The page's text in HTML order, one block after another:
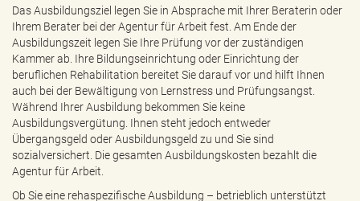
Das Ausbildungsziel legen Sie in Absprache mit Ihrer Beraterin oder
Ihrem Berater bei der Agentur für Arbeit fest. Am Ende der
Ausbildungszeit legen Sie Ihre Prüfung vor der zuständigen
Kammer ab. Ihre Bildungseinrichtung oder Einrichtung der
beruflichen Rehabilitation bereitet Sie darauf vor und hilft Ihnen
auch bei der Bewältigung von Lernstress und Prüfungsangst.
Während Ihrer Ausbildung bekommen Sie keine
Ausbildungsvergütung. Ihnen steht jedoch entweder
Übergangsgeld oder Ausbildungsgeld zu und Sie sind
sozialversichert. Die gesamten Ausbildungskosten bezahlt die
Agentur für Arbeit.
Ob Sie eine rehaspezifische Ausbildung – betrieblich unterstützt